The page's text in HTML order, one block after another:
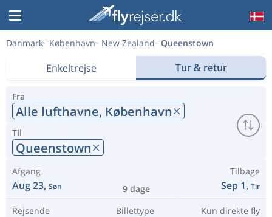
Danmark København New Zealand Queenstown
Enkeltrejse Tur & retur
Fra
Alle lufthavne, København
Til
Queenstown
Afgang
Aug 23, Søn 9 dage
Tilbage
Sep 1, Tir
Rejsende Billettype Kun direkte fly